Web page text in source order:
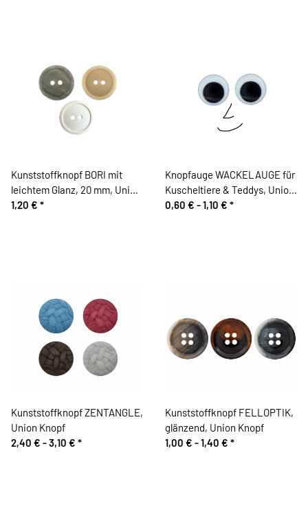
Kunststoffknopf BORI mit
leichtem Glanz, 20 mm, Union
Knopf
1,20 € *
Knopfauge WACKELAUGE für
Kuscheltiere & Teddys, Union
Knopf
0,60 € -1,10 € *
Kunststoffknopf ZENTANGLE,
Union Knopf
2,40 € -3,10 € *
Kunststoffknopf FELLOPTIK,
glänzend, Union Knopf
1,00 € -1,40 € *